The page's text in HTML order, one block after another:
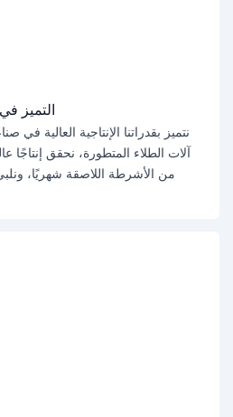
التميز
نتميز بقدراتنا الإنتاجية العالية
آلات الطلاء المتطورة، نحقق إنتاجًا
من الأشرطة اللاصقة شهريًا،